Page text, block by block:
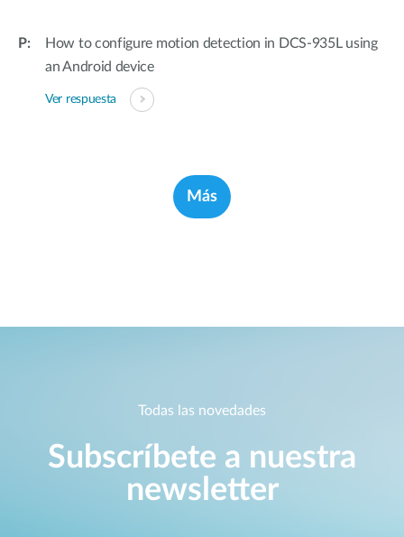
How to configure motion detection in DCS-935L using
an Android device
Ver respuesta
Más
Todas las novedades
Subscríbete a nuestra
newsletter